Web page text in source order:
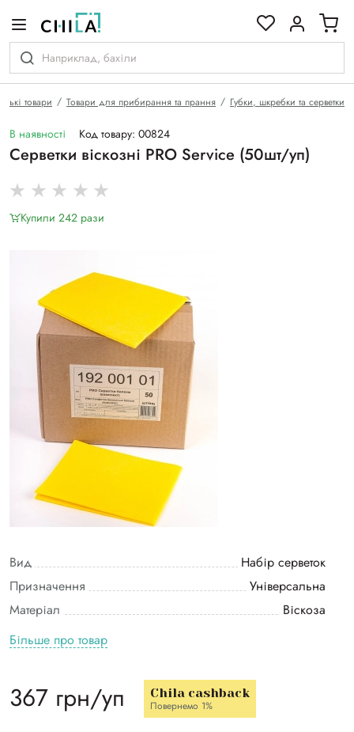
товари Товари для прибирання та прання Губки, шкребки та серветки
В наявності Код товару: 00824
Серветки віскозні PRO Service (50шт/уп)
Купили 242 рази
Вид
Набір серветок
Призначення
Універсальна
Матеріал
Віскоза
Більше про товар
367 грн/уп Chila cashback
Повернемо 1%
гамі